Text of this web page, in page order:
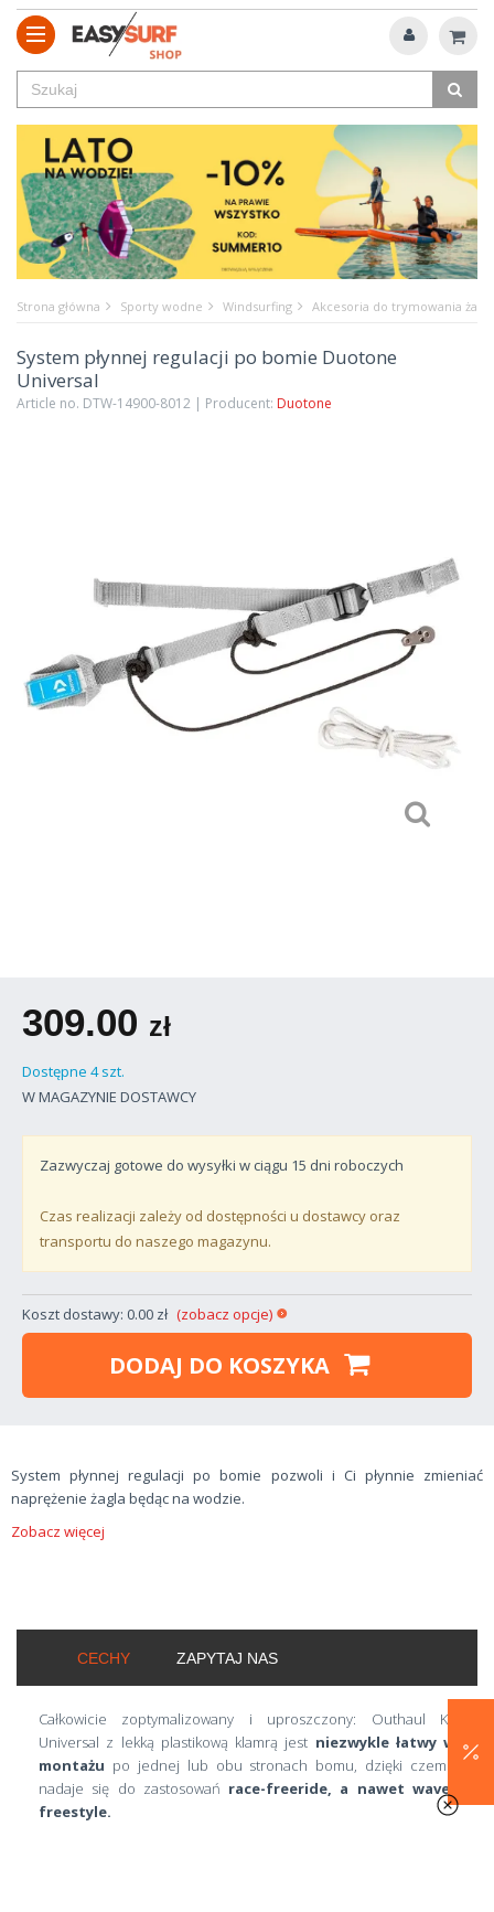
Strona główna Sporty wodne Windsurfing Akcesoria do trymowania
System płynnej regulacji po bomie Duotone
Universal
Article no. DTW-14900-8012 | Producent: Duotone
309.00 zł
Dostępne 4 szt.
W MAGAZYNIE DOSTAWCY
Zazwyczaj gotowe do wysyłki w ciągu 15 dni roboczych
Czas realizacji zależy od dostępności u dostawcy oraz
transportu do naszego magazynu.
Koszt dostawy: 0.00 zł (zobacz opcje)
DODAJ DO KOSZYKA
System płynnej regulacji po bomie pozwoli i Ci płynnie zmieniać
naprężenie żagla będąc na wodzie.
Zobacz więcej
CECHY ZAPYTAJ NAS
Całkowicie zoptymalizowany i uproszczony: Outhaul Kit
Universal z lekką plastikową klamrą jest niezwykle łatwy w
montażu po jednej lub obu stronach bomu, dzięki czemu
nadaje się do zastosowań race-freeride, a nawet wave-
freestyle.